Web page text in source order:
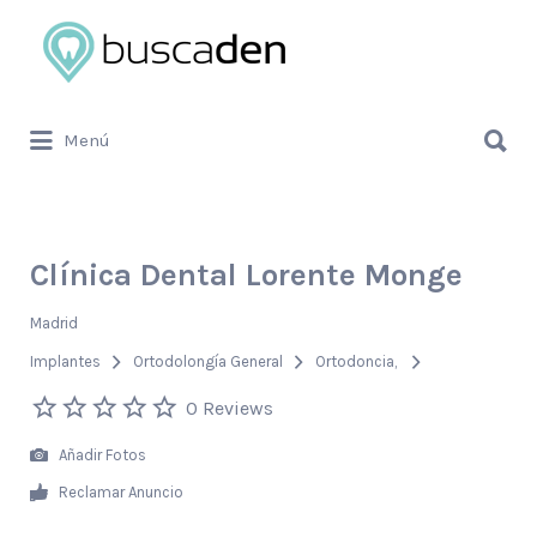
Buscar
por:
Menú
por:
Clínica Dental Lorente Monge
Madrid
Implantes Ortodolongía General Ortodoncia
0 Reviews
Añadir Fotos
Reclamar Anuncio